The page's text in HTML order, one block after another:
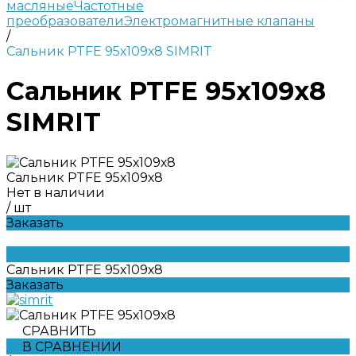
масляныеЧастотные
преобразователиЭлектромагнитные клапаны
/
Сальник PTFE 95х109х8 SIMRIT
Сальник PTFE 95х109х8
SIMRIT
Сальник PTFE 95х109х8
Нет в наличии
/ шт
Заказать
Сальник PTFE 95х109х8
Заказать
СРАВНИТЬ
В СРАВНЕНИИ